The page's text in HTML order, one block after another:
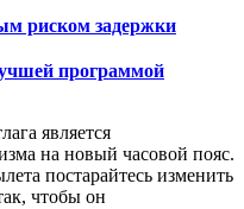
риском задержки
программой
является
на новый часовой пояс.
постарайтесь изменить
чтобы он